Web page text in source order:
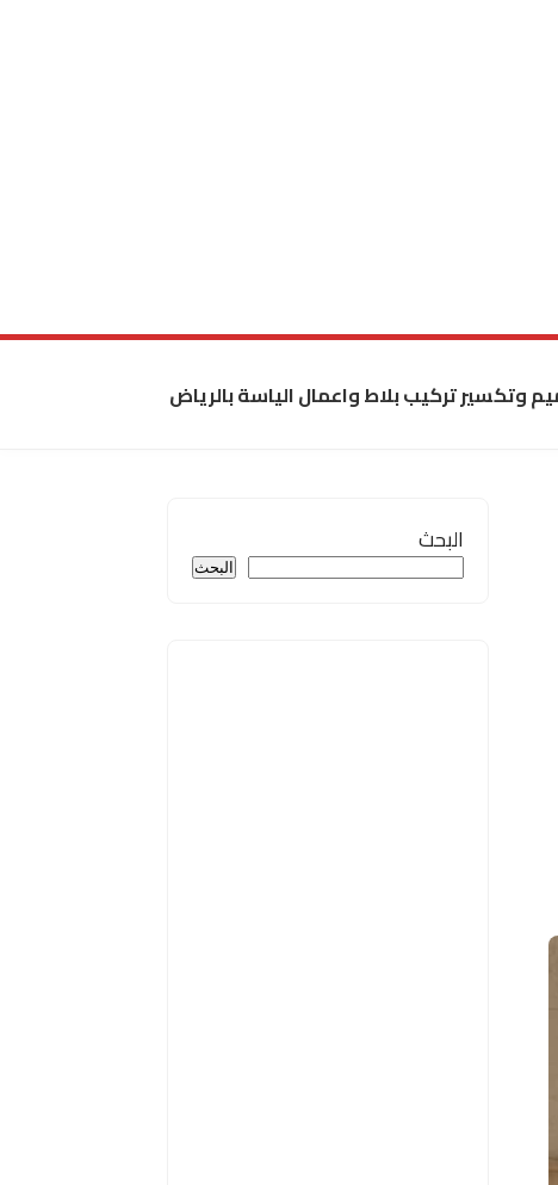
وتكسير تركيب بلاط واعمال الياسة بالرياض
البحث
البحث